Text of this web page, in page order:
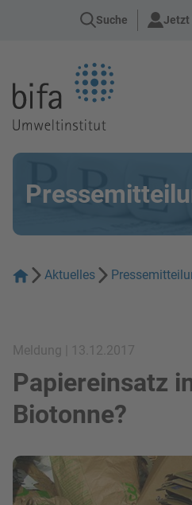
Suche Jetzt
Aktuelles
Meldung | 13.12.2017
Papiereinsatz
Biotonne?
Bild in Lightbox zeigen